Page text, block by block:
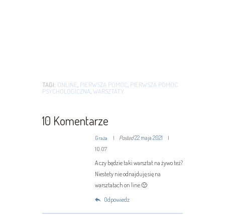
TAGI: ONLINE, PIERWSZA POMOC, PIERWSZA POMOC
PSYCHOLOGICZNA,WARSZTATY
10 Komentarze
Graża Posted22 maja 2021
10:07
A czy będzie taki warsztat na żywo też?
Niestety nie odnajduję się na
warsztatach on line 🙁
Odpowiedz